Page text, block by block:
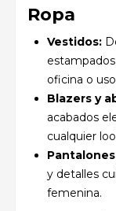
Ropa
Vestidos:
oficina o
Blazers y
acabados
cualquier
y detalles
femenina.